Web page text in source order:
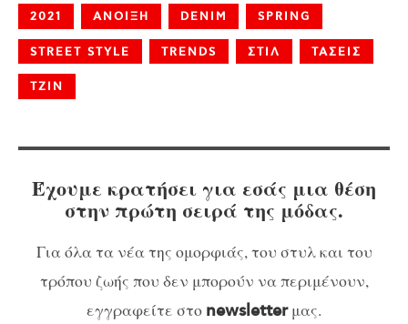
2021 ANOΙΞΗ DENIM SPRING
STREET STYLE TRENDS ΣΤΙΛ ΤΑΣΕΙΣ
ΤΖΙΝ
Έχουμε κρατήσει για εσάς μια θέση
στην πρώτη σειρά της μόδας.
Για όλα τα νέα της ομορφιάς, του στυλ και του
τρόπου ζωής που δεν μπορούν να περιμένουν,
εγγραφείτε στο newsletterμας.